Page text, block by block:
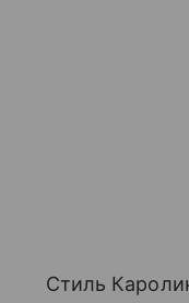
Стиль